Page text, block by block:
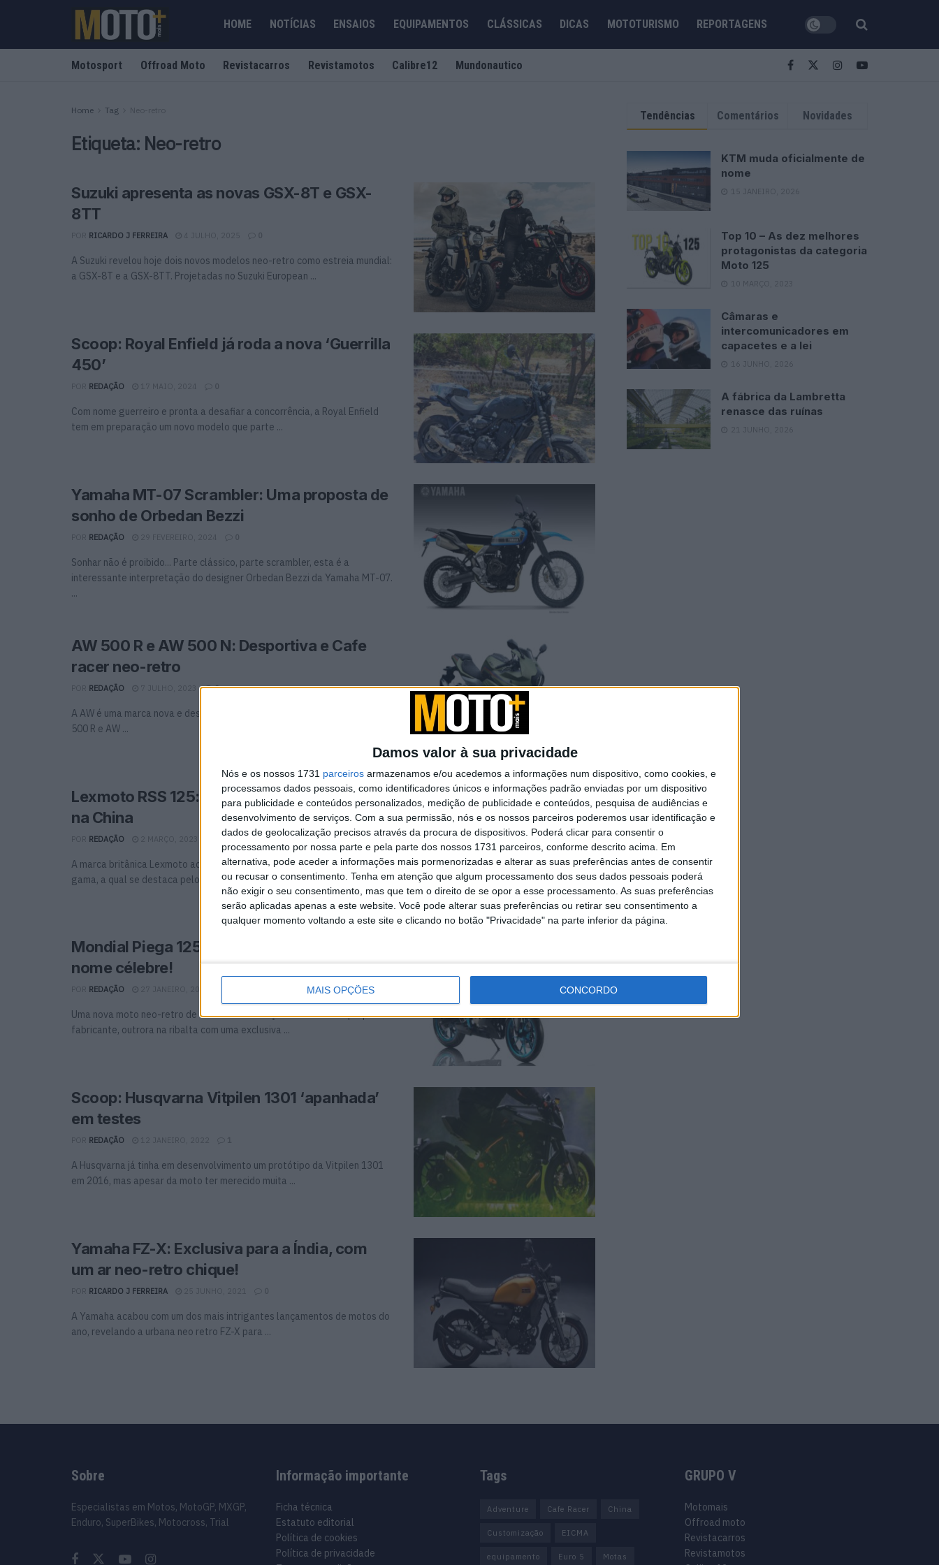
Damos valor à sua privacidade
Nós e os nossos 1731 parceiros armazenamos e/ou acedemos a informações num dispositivo, como cookies, e
processamos dados pessoais, como identificadores únicos e informações padrão enviadas por um dispositivo
para publicidade e conteúdos personalizados, medição de publicidade e conteúdos, pesquisa de audiências e
desenvolvimento de serviços. Com a sua permissão, nós e os nossos parceiros poderemos usar identificação e
dados de geolocalização precisos através da procura de dispositivos. Poderá clicar para consentir o
processamento por nossa parte e pela parte dos nossos 1731 parceiros, conforme descrito acima. Em
alternativa, pode aceder a informações mais pormenorizadas e alterar as suas preferências antes de consentir
ou recusar o consentimento. Tenha em atenção que algum processamento dos seus dados pessoais poderá
não exigir o seu consentimento, mas que tem o direito de se opor a esse processamento. As suas preferências
serão aplicadas apenas a este website. Você pode alterar suas preferências ou retirar seu consentimento a
qualquer momento voltando a este site e clicando no botão "Privacidade" na parte inferior da página.
MAIS OPÇÕES CONCORDO
HOME NOTÍCIAS ENSAIOS EQUIPAMENTOS CLÁSSICAS DICAS MOTOTURISMO REPORTAGENS
Motosport Offroad Moto Revistacarros Revistamotos Calibre12 Mundonautico
Home Tag Neo-retro
Etiqueta: Neo-retro
Suzuki apresenta as novas GSX-8T e GSX-
8TT
RICARDO J FERREIRA 4 JULHO, 2025 0
A Suzuki revelou hoje dois novos modelos neo-retro como estreia mundial:
a GSX-8T e a GSX-8TT. Projetadas no Suzuki European ...
Scoop: Royal Enfield já roda a nova ‘Guerrilla
450’
REDAÇÃO 17 MAIO, 2024 0
Com nome guerreiro e pronta a desafiar a concorrência, a Royal Enfield
tem em preparação um novo modelo que parte ...
Yamaha MT-07 Scrambler: Uma proposta de
sonho de Orbedan Bezzi
REDAÇÃO 29 FEVEREIRO, 2024 0
Sonhar não é proibido... Parte clássico, parte scrambler, esta é a
interessante interpretação do designer Orbedan Bezzi da Yamaha MT-07.
...
AW 500 R e AW 500 N: Desportiva e Cafe
racer neo-retro
REDAÇÃO 7 JULHO, 2023 0
A AW é uma marca nova e desconhecida, até de onde vem, da China. A AW
500 R e AW ...
Lexmoto RSS 125: Neo-retro britânica feita
na China
REDAÇÃO 2 MARÇO, 2023
A marca britânica Lexmoto adicionou uma 125cc de inspiração retro à sua
gama, a qual se destaca pelo baixo peso ...
Mondial Piega 125: Relançamento com um
nome célebre!
REDAÇÃO 27 JANEIRO, 2022
Uma nova moto neo-retro de 125cc vem relançar o nome de um pequeno
fabricante, outrora na ribalta com uma exclusiva ...
Scoop: Husqvarna Vitpilen 1301 ‘apanhada’
em testes
REDAÇÃO 12 JANEIRO, 2022 1
A Husqvarna já tinha em desenvolvimento um protótipo da Vitpilen 1301
em 2016, mas apesar da moto ter merecido muita ...
Yamaha FZ-X: Exclusiva para a Índia, com
um ar neo-retro chique!
RICARDO J FERREIRA 25 JUNHO, 2021 0
A Yamaha acabou com um dos mais intrigantes lançamentos de motos do
ano, revelando a urbana neo retro FZ-X para ...
Tendências Comentários Novidades
KTM muda oficialmente de
nome
15 JANEIRO, 2026
Top 10 – As dez melhores
protagonistas da categoria
Moto 125
10 MARÇO, 2023
Câmaras e
intercomunicadores em
capacetes e a lei
16 JUNHO, 2026
A fábrica da Lambretta
renasce das ruínas
21 JUNHO, 2026
Sobre
Especialistas em Motos, MotoGP, MXGP,
Enduro, SuperBikes, Motocross, Trial
Informação importante
Ficha técnica
Estatuto editorial
Política de cookies
Política de privacidade
Tags
Adventure Cafe Racer China
Customização EICMA
equipamento Euro 5 Motas
GRUPO V
Motomais
Offroad moto
Revistacarros
Revistamotos